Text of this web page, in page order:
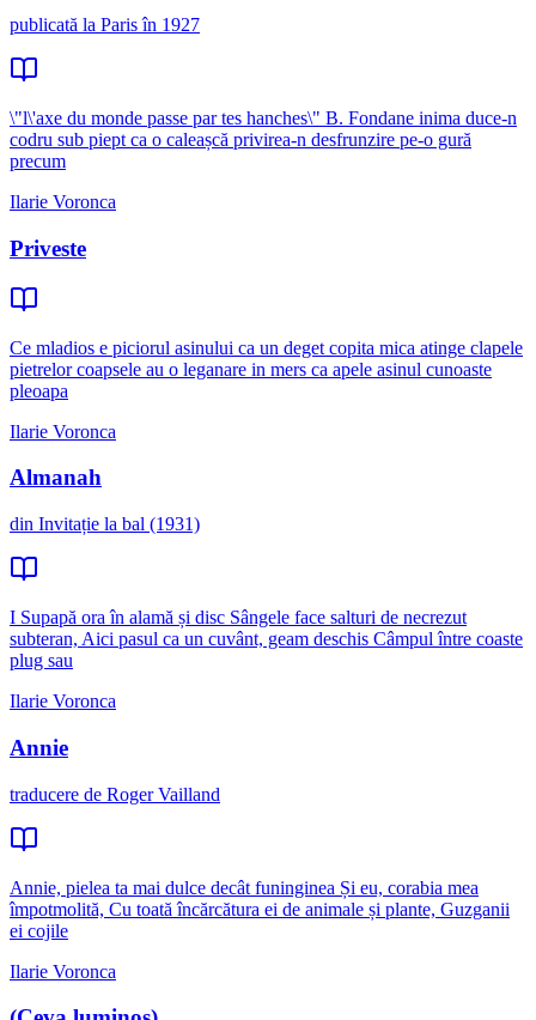
publicată la Paris în 1927
\"l\'axe du monde passe par tes hanches\" B. Fondane inima duce-n
codru sub piept ca o caleașcă privirea-n desfrunzire pe-o gură
precum
Ilarie Voronca
Priveste
Ce mladios e piciorul asinului ca un deget copita mica atinge clapele
pietrelor coapsele au o leganare in mers ca apele asinul cunoaste
pleoapa
Ilarie Voronca
Almanah
din Invitație la bal (1931)
I Supapă ora în alamă și disc Sângele face salturi de necrezut
subteran, Aici pasul ca un cuvânt, geam deschis Câmpul între coaste
plug sau
Ilarie Voronca
Annie
traducere de Roger Vailland
Annie, pielea ta mai dulce decât funinginea Și eu, corabia mea
împotmolită, Cu toată încărcătura ei de animale și plante, Guzganii
ei cojile
Ilarie Voronca